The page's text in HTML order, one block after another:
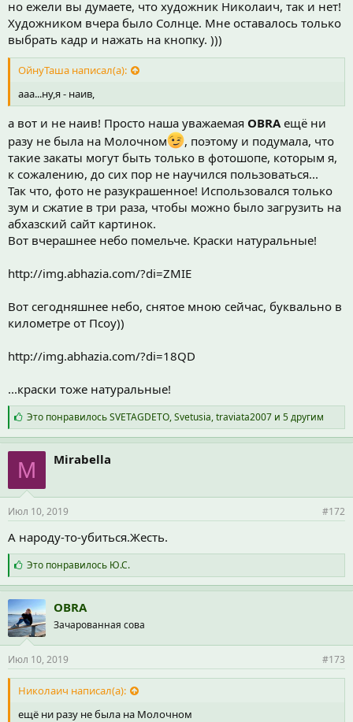
но ежели вы думаете, что художник Николаич, так и нет!
Художником вчера было Солнце. Мне оставалось только
выбрать кадр и нажать на кнопку. )))
ОйнуТаша написал(а):
ааа...ну,я - наив,
а вот и не наив! Просто наша уважаемая OBRA ещё ни
разу не была на Молочном
, поэтому и подумала, что
такие закаты могут быть только в фотошопе, которым я,
к сожалению, до сих пор не научился пользоваться...
Так что, фото не разукрашенное! Использовался только
зум и сжатие в три раза, чтобы можно было загрузить на
абхазский сайт картинок.
Вот вчерашнее небо помельче. Краски натуральные!
http://img.abhazia.com/?di=ZMIE
Вот сегодняшнее небо, снятое мною сейчас, буквально в
километре от Псоу))
http://img.abhazia.com/?di=18QD
...краски тоже натуральные!
С
и
м
п
а
т
и
:
Это понравилосьSVETAGDETO,Svetusia,traviata2007и 5 другим
M Mirabella
Июл 10, 2019 #172
А народу-то-убиться.Жесть.
С
и
м
п
а
т
и
:
Это понравилось Ю.С.
OBRA
Зачарованная сова
Июл 10, 2019 #173
Николаич написал(а):
ещё ни разу не была на Молочном